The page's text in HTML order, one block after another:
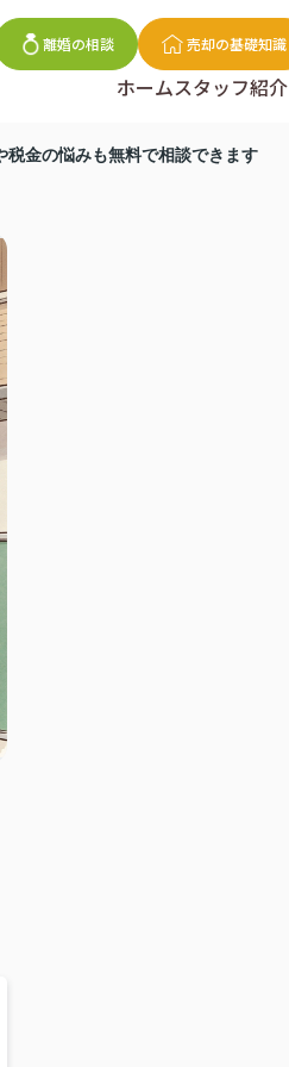
離婚の相談 売却の基礎知識
ホームスタッフ紹介
金の悩みも無料で相談できます